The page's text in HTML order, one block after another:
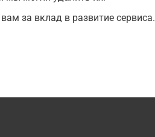
за вклад в развитие сервиса.